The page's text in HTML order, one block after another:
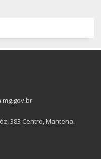
383 Centro, Mantena.